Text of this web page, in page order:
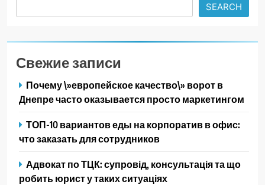
SEARCH
Свежие записи
Почему \»европейское качество\» ворот в
Днепре часто оказывается просто маркетингом
ТОП-10 вариантов еды на корпоратив в офис:
что заказать для сотрудников
Адвокат по ТЦК: супровід, консультація та що
робить юрист у таких ситуаціях